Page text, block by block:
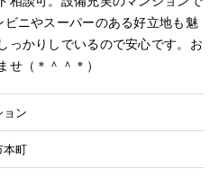
ニやスーパーのある好立地も魅
っかりしでいるので安心です。お
（＊＾＾＊）
ン
本町